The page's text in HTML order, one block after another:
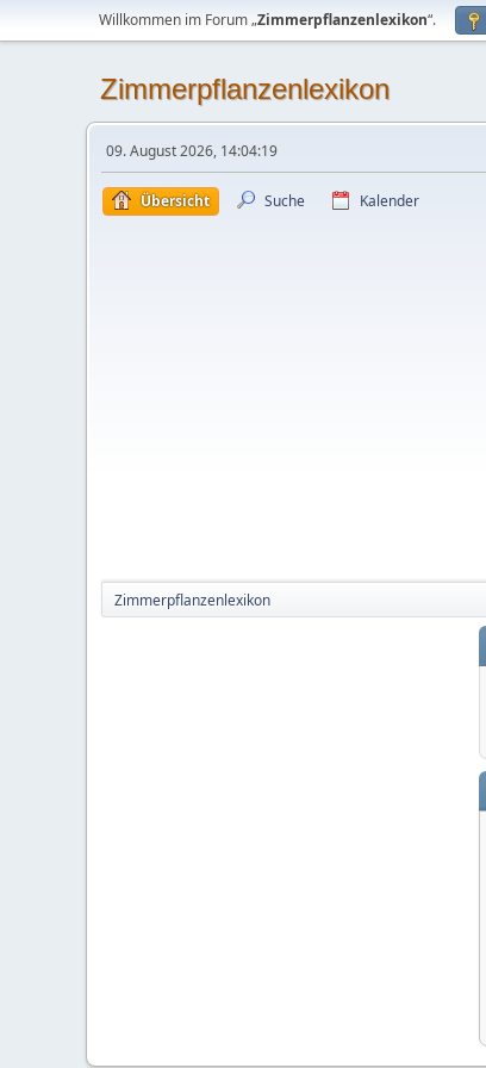
Willkommen im Forum „Zimmerpflanzenlexikon“.
Zimmerpflanzenlexikon
09. August 2026, 14:04:19
Übersicht Suche Kalender
Zimmerpflanzenlexikon